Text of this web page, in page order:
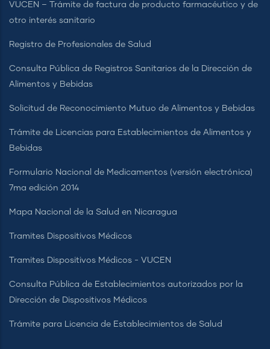
VUCEN – Trámite de factura de producto farmacéutico y de
otro interés sanitario
Registro de Profesionales de Salud
Consulta Pública de Registros Sanitarios de la Dirección de
Alimentos y Bebidas
Solicitud de Reconocimiento Mutuo de Alimentos y Bebidas
Trámite de Licencias para Establecimientos de Alimentos y
Bebidas
Formulario Nacional de Medicamentos (versión electrónica)
7ma edición 2014
Mapa Nacional de la Salud en Nicaragua
Tramites Dispositivos Médicos
Tramites Dispositivos Médicos - VUCEN
Consulta Pública de Establecimientos autorizados por la
Dirección de Dispositivos Médicos
Trámite para Licencia de Establecimientos de Salud